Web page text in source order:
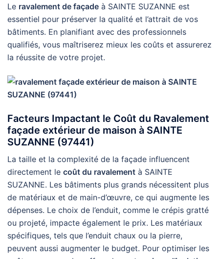
Le ravalement de façade à SAINTE SUZANNE est
essentiel pour préserver la qualité et l’attrait de vos
bâtiments. En planifiant avec des professionnels
qualifiés, vous maîtriserez mieux les coûts et assurerez
la réussite de votre projet.
Facteurs Impactant le Coût du Ravalement
façade extérieur de maison à SAINTE
SUZANNE (97441)
La taille et la complexité de la façade influencent
directement le coût du ravalement à SAINTE
SUZANNE. Les bâtiments plus grands nécessitent plus
de matériaux et de main-d’œuvre, ce qui augmente les
dépenses. Le choix de l’enduit, comme le crépis gratté
ou projeté, impacte également le prix. Les matériaux
spécifiques, tels que l’enduit chaux ou la pierre,
peuvent aussi augmenter le budget. Pour optimiser les